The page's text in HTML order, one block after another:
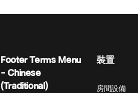
Footer Terms Menu
- Chinese
(Traditional)
裝置
房間設備